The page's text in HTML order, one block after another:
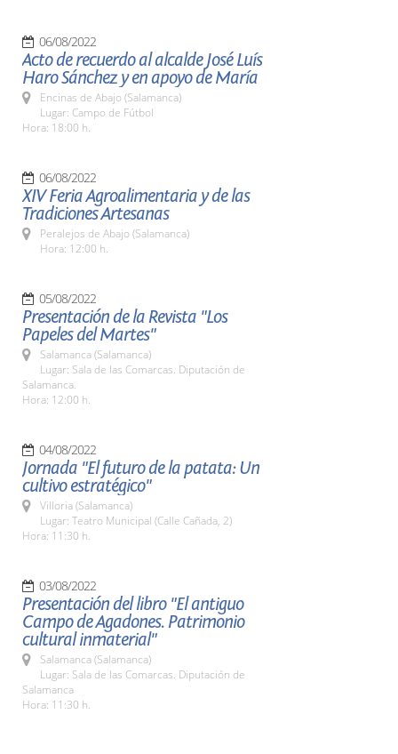
06/08/2022
Acto de recuerdo al alcalde José Luís
Haro Sánchez y en apoyo de María
Encinas de Abajo (Salamanca)
Lugar: Campo de Fútbol
Hora: 18:00 h.
06/08/2022
XIV Feria Agroalimentaria y de las
Tradiciones Artesanas
Peralejos de Abajo (Salamanca)
Hora: 12:00 h.
05/08/2022
Presentación de la Revista "Los
Papeles del Martes"
Salamanca (Salamanca)
Lugar: Sala de las Comarcas. Diputación de
Salamanca.
Hora: 12:00 h.
04/08/2022
Jornada "El futuro de la patata: Un
cultivo estratégico"
Villoria (Salamanca)
Lugar: Teatro Municipal (Calle Cañada, 2)
Hora: 11:30 h.
03/08/2022
Presentación del libro "El antiguo
Campo de Agadones. Patrimonio
cultural inmaterial"
Salamanca (Salamanca)
Lugar: Sala de las Comarcas. Diputación de
Salamanca
Hora: 11:30 h.